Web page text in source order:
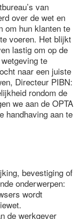
van
over de wet en
om hun klanten te
voeren. Het blijkt
lastig om op de
te
naar een juiste
Directeur PIBN:
rondom de
we aan de OPTA
handhaving aan te
bevestiging of
onderwerpen:
wordt
de werkgever